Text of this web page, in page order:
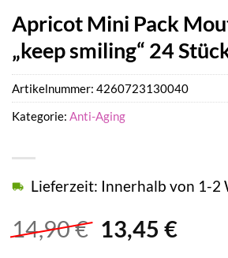
Apricot Mini Pack
„keep smiling“ 24
14,90€ 13,45 €
Lieferzeit: Innerhalb von 1-2
Artikelnummer: 4260723130040
Kategorie: Anti-Aging